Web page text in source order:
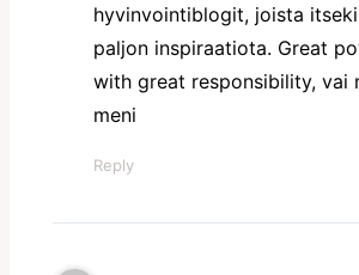
hyvinvointiblogit, joista
paljon inspiraatiota. Great
with great responsibility, vai
meni
Reply